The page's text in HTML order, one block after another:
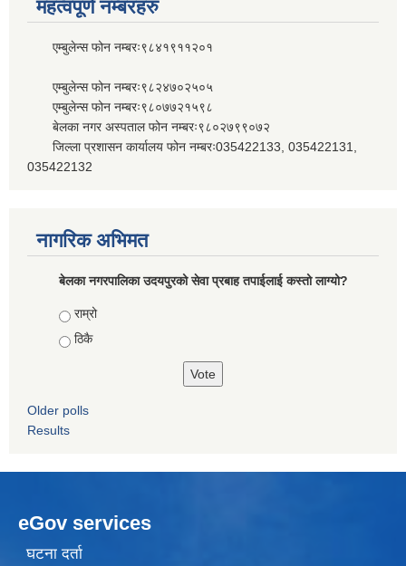
महत्वपूर्ण नम्बरहरु
एम्बुलेन्स फोन नम्बरः९८४१९११२०१
एम्बुलेन्स फोन नम्बरः९८२४७०२५०५
एम्बुलेन्स फोन नम्बरः९८०७७२१५९८
बेलका नगर अस्पताल फोन नम्बरः९८०२७९९०७२
जिल्ला प्रशासन कार्यालय फोन नम्बरः035422133, 035422131,
035422132
नागरिक अभिमत
बेलका नगरपालिका उदयपुरको सेवा प्रबाह तपाईलाई कस्तो लाग्यो?
Choices
राम्रो
ठिकै
Older polls
Results
eGov services
घटना दर्ता